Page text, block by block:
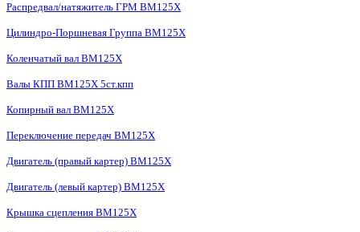
Распредвал/натяжитель ГРМ BM125X
Цилиндро-Поршневая Группа BM125X
Коленчатый вал BM125X
Валы КПП BM125X 5ст.кпп
Копирный вал BM125X
Переключение передач BM125X
Двигатель (правый картер) BM125X
Двигатель (левый картер) BM125X
Крышка сцепления BM125X